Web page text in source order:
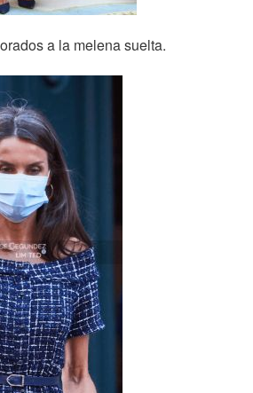
a la melena suelta.